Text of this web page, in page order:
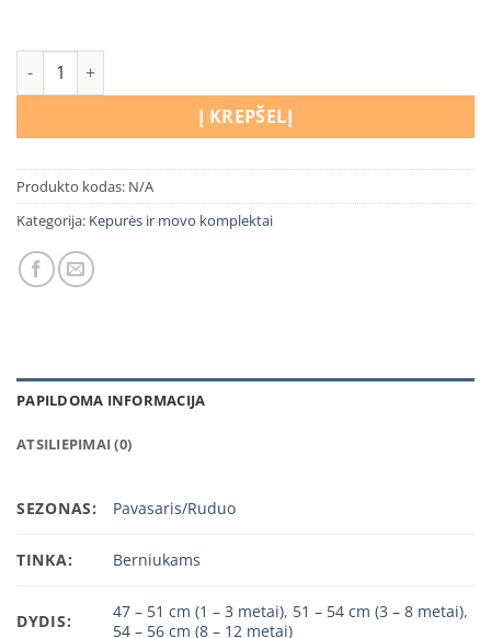
produkto kiekis: Kepurės ir movo komplektas “Dinozaurai”
Į KREPŠELĮ
Produkto kodas: N/A
Kategorija: Kepurės ir movo komplektai
PAPILDOMA INFORMACIJA
ATSILIEPIMAI (0)
SEZONAS: Pavasaris/Ruduo
TINKA: Berniukams
DYDIS: 47 – 51 cm (1 – 3 metai), 51 – 54 cm (3 – 8 metai),
54 – 56 cm (8 – 12 metai)